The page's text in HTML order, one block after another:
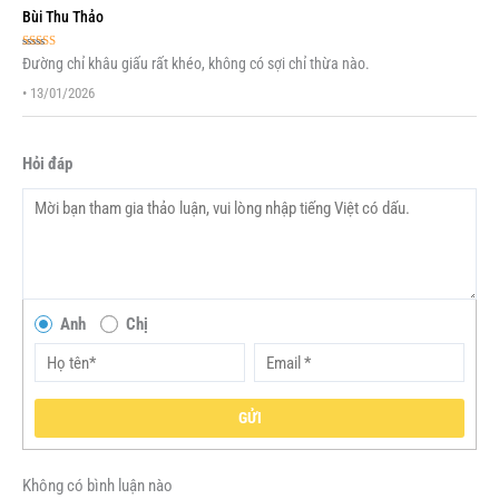
Bùi Thu Thảo
Được xếp
hạng55 sao
Đường chỉ khâu giấu rất khéo, không có sợi chỉ thừa nào.
• 13/01/2026
Hỏi đáp
Anh Chị
GỬI
Không có bình luận nào